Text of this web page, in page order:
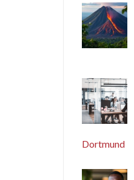
Dortmund